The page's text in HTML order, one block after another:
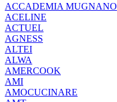
ACCADEMIA MUGNANO
ACELINE
ACTUEL
AGNESS
ALTEI
ALWA
AMERCOOK
AMI
AMOCUCINARE